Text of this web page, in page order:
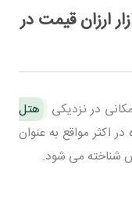
ارزان قیمت در
در نزدیکی
هتل
اکثر مواقع به عنوان
شناخته می شود.